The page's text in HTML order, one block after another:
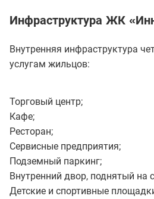
Инфраструктура ЖК
Внутренняя инфраструктура
услугам жильцов:
Торговый центр;
Кафе;
Ресторан;
Сервисные предприятия;
Подземный паркинг;
Внутренний двор, поднятый на
Детские и спортивные